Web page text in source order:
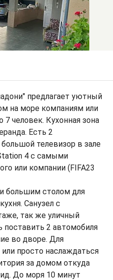
предлагает уютный
на море компаниям или
человек. Кухонная зона
Есть 2
телевизор в зале
4 с самыми
или компании (FIFA23
большим столом для
Санузел с
так же уличный
поставить 2 автомобиля
во дворе. Для
просто наслаждаться
за домом откуда
До моря 10 минут